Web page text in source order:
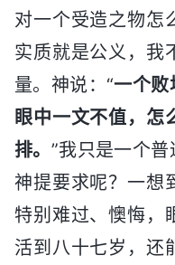
对一个受造之物怎
实质就是公义，我
量。神说：“一个败
眼中一文不值，怎
排。 ”我只是一个
神提要求呢？一想
特别难过、懊悔，
活到八十七岁，还